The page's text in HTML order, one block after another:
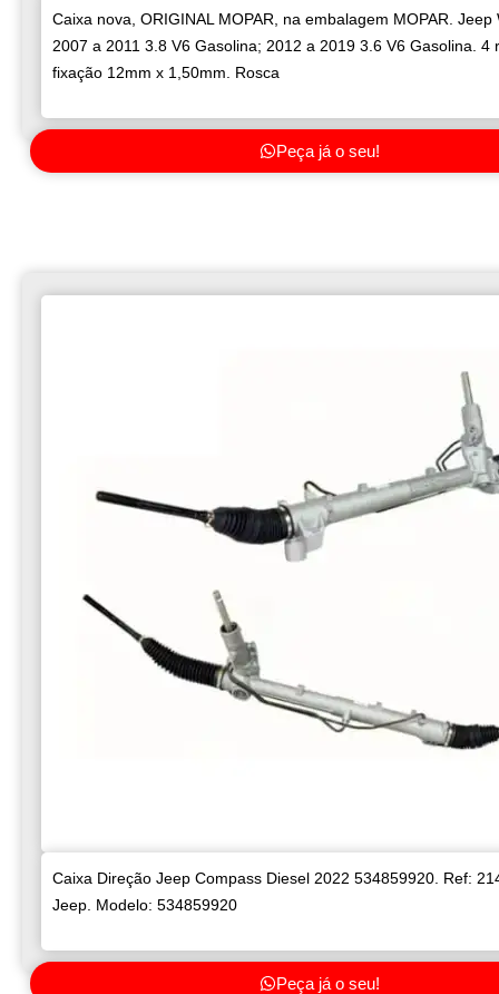
Caixa nova, ORIGINAL MOPAR, na embalagem MOPAR. Jeep
2007 a 2011 3.8 V6 Gasolina; 2012 a 2019 3.6 V6 Gasolina. 4
fixação 12mm x 1,50mm. Rosca
Peça já o seu!
Caixa Direção Jeep Compass Diesel 2022 534859920. Ref:
Jeep. Modelo: 534859920
Peça já o seu!